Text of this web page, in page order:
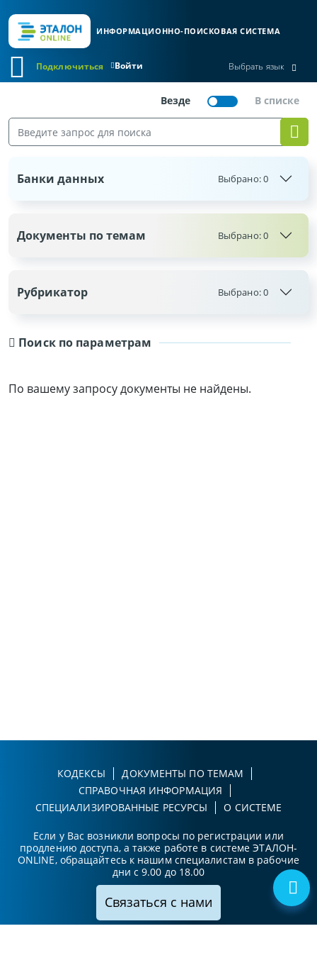
ИНФОРМАЦИОННО-ПОИСКОВАЯ СИСТЕМА
Войти
Подключиться Выбрать язык
Поиск по параметрам
По вашему запросу документы не найдены.
Банки данных Выбрано:0
Документы по темам Выбрано:0
Рубрикатор Выбрано:0
КОДЕКСЫ
ДОКУМЕНТЫ ПО ТЕМАМ
СПРАВОЧНАЯ ИНФОРМАЦИЯ
СПЕЦИАЛИЗИРОВАННЫЕ РЕСУРСЫ
О СИСТЕМЕ
Если у Вас возникли вопросы по регистрации или
продлению доступа, а также работе в системе ЭТАЛОН-
ONLINE, обращайтесь к нашим специалистам в рабочие
дни с 9.00 до 18.00
Связаться с нами